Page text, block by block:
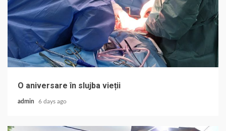
O aniversare în slujba vieții
admin 6 days ago